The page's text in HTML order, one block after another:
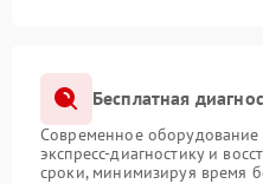
Бесплатная
Современное оборудование
экспресс-диагностику и
сроки, минимизируя время